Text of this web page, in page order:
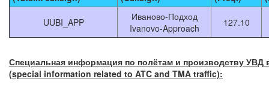
UUBI_APP
Иваново-Подход
Ivanovo-Approach
127.10
Специальная информация по полётам и производству УВД
(special information related to ATC and TMA traffic):